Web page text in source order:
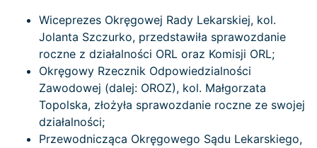
Wiceprezes Okręgowej Rady Lekarskiej, kol.
Jolanta Szczurko, przedstawiła sprawozdanie
roczne z działalności ORL oraz Komisji ORL;
Okręgowy Rzecznik Odpowiedzialności
Zawodowej (dalej: OROZ), kol. Małgorzata
Topolska, złożyła sprawozdanie roczne ze swojej
działalności;
Przewodnicząca Okręgowego Sądu Lekarskiego,